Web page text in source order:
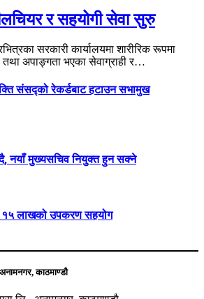
र सहयोगी सेवा सुरु
सरकारी कार्यालयमा शारीरिक रूपमा
अपाङ्गता भएका सेवाग्राही र…
संसद्को रेकर्डबाट हटाउन सभामुख
नयाँ मुख्यसचिव नियुक्त हुन सक्ने
१५ लाखको उपकरण सहयोग
अनामनगर, काठमाण्डौ